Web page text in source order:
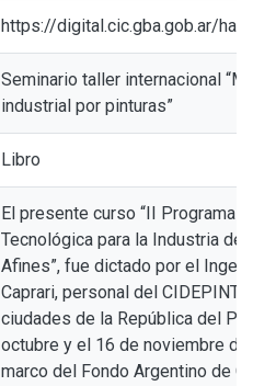
https://digital.cic.gba.gob.ar/
Seminario taller internacional
industrial por pinturas”
Libro
El presente curso “II Programa
Tecnológica para la Industria de
Afines”, fue dictado por el
Caprari, personal del CIDEPINT,
ciudades de la República del
octubre y el 16 de noviembre
marco del Fondo Argentino de